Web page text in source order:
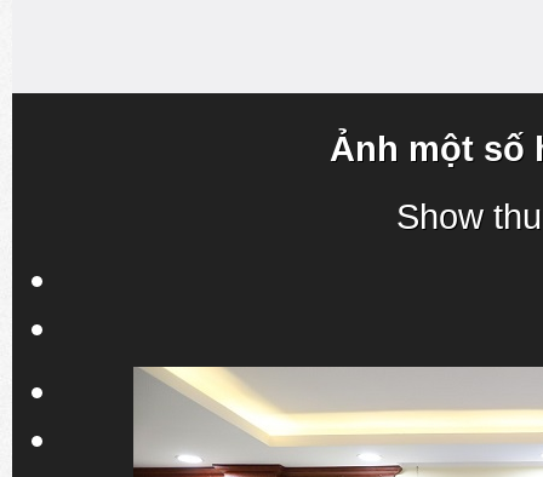
Ảnh một số
Show